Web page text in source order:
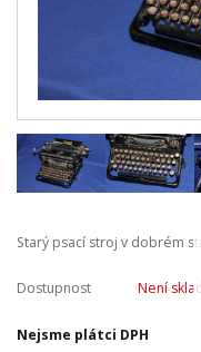
Starý psací stroj v dobrém
Dostupnost Není
Nejsme plátci DPH